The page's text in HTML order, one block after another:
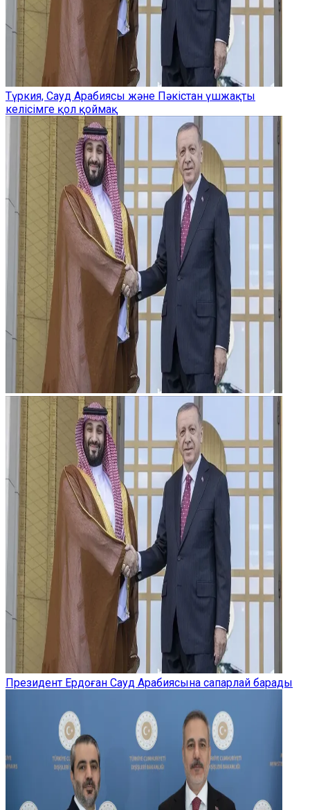
Түркия, Сауд Арабиясы және Пәкістан үшжақты
келісімге қол қоймақ
Президент Ердоған Сауд Арабиясына сапарлай барады